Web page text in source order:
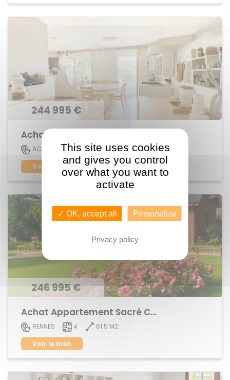
244 995 €
ACIGNE 4
73 M2
Voir le bien
246 995 €
Achat Appartement Sacré Coeurs
RENNES 4
61.5 M2
Voir le bien
This site uses cookies
and gives you control
over what you want to
activate
✓ OK, accept all Personalize
Privacy policy